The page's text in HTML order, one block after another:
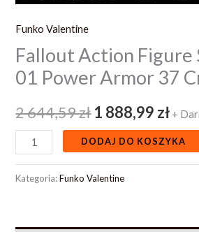
Funko Valentine
Fallout Action Figure
01 Power Armor 37
2 644,59zł 1 888,99 zł +
DODAJ DO KOSZYKA
Kategoria:Funko Valentine